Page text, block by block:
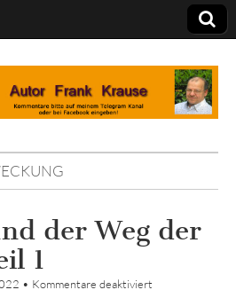
der Weg der
1
• Kommentare deaktiviert